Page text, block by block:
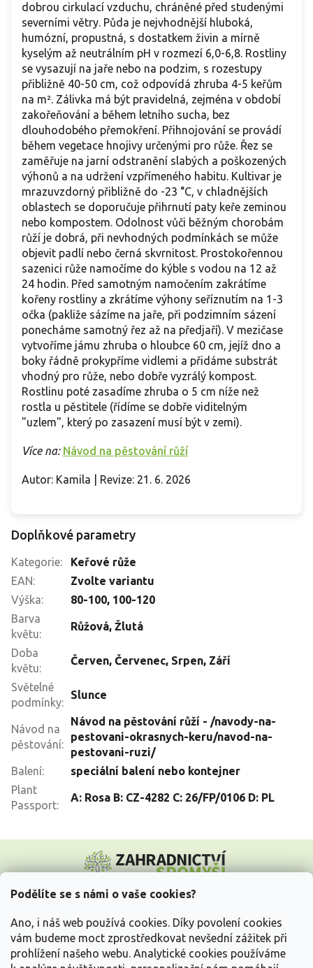
Podělíte se s námi o vaše cookies?
Ano, i náš web používá cookies. Díky povolení cookies
vám budeme moct zprostředkovat nevšední zážitek při
prohlížení našeho webu. Analytické cookies používáme
dobrou cirkulací vzduchu, chráněné před studenými
severními větry. Půda je nejvhodnější hluboká,
humózní, propustná, s dostatkem živin a mírně
kyselým až neutrálním pH v rozmezí 6,0-6,8. Rostliny
se vysazují na jaře nebo na podzim, s rozestupy
přibližně 40-50 cm, což odpovídá zhruba 4-5 keřům
na m². Zálivka má být pravidelná, zejména v období
zakořeňování a během letního sucha, bez
dlouhodobého přemokření. Přihnojování se provádí
během vegetace hnojivy určenými pro růže. Řez se
zaměřuje na jarní odstranění slabých a poškozených
výhonů a na udržení vzpřímeného habitu. Kultivar je
mrazuvzdorný přibližně do -23 °C, v chladnějších
oblastech se doporučuje přihrnutí paty keře zeminou
nebo kompostem. Odolnost vůči běžným chorobám
růží je dobrá, při nevhodných podmínkách se může
objevit padlí nebo černá skvrnitost. Prostokořennou
sazenici růže namočíme do kýble s vodou na 12 až
24 hodin. Před samotným namočením zakrátíme
kořeny rostliny a zkrátíme výhony seříznutím na 1-3
očka (pakliže sázíme na jaře, při podzimním sázení
ponecháme samotný řez až na předjaří). V mezičase
vytvoříme jámu zhruba o hloubce 60 cm, jejíž dno a
boky řádně prokypříme vidlemi a přidáme substrát
vhodný pro růže, nebo dobře vyzrálý kompost.
Rostlinu poté zasadíme zhruba o 5 cm níže než
rostla u pěstitele (řídíme se dobře viditelným
"uzlem", který po zasazení musí být v zemi).
Více na: Návod na pěstování růží
Autor: Kamila | Revize: 21. 6. 2026
Doplňkové parametry
Kategorie:
Keřové růže
EAN:
Zvolte variantu
Výška: 80-100, 100-120
Barva
květu:
Růžová, Žlutá
Doba
květu:
Červen, Červenec, Srpen, Září
Světelné
podmínky:
Slunce
Návod na
pěstování:
Návod na pěstování růží - /navody-na-
pestovani-okrasnych-keru/navod-na-
pestovani-ruzi/
Balení:
speciální balení nebo kontejner
Plant
Passport:
A: Rosa B: CZ-4282 C: 26/FP/0106 D: PL
p
Vše o nákupu
Informace pro Vás